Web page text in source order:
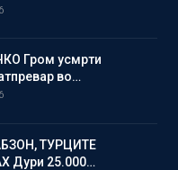
Гром усмрти
во…
ТУРЦИТЕ
Дури 25.000…